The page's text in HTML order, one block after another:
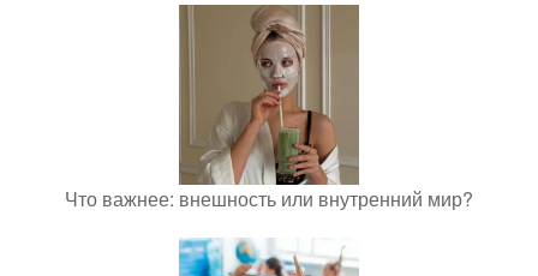
Что важнее: внешность или внутренний мир?